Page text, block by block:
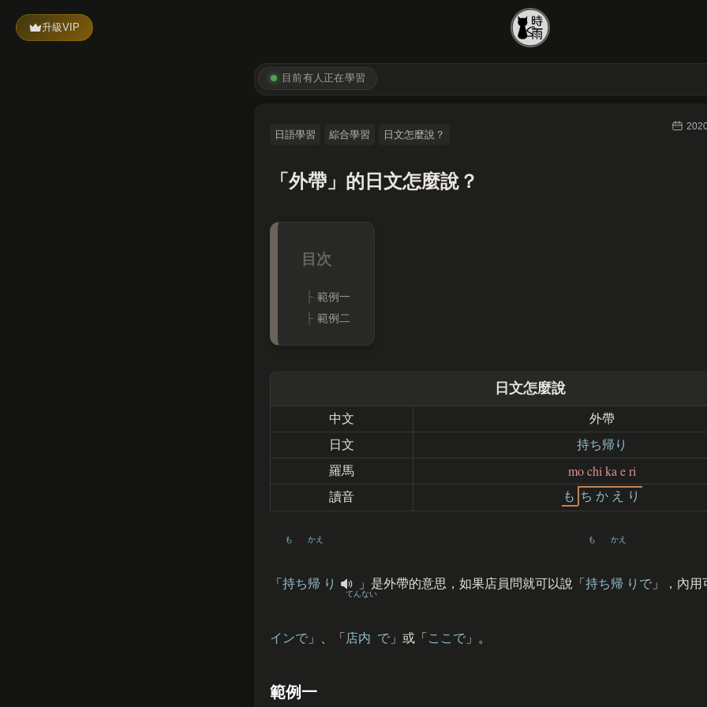
升級VIP
目前有人正在學習
日語學習 綜合學習 日文怎麼說？
「外帶」的日文怎麼說？
範例一
範例二
日文怎麼說
中文
外帶
日文
持ち帰り
羅馬
mo chi ka e ri
讀音 も ち か え り
「 持
も
ち帰
かえ
り 」是外帶的意思，如果店員問就可以說「 持
も
ち帰
かえ
りで 」，內用
インで 」、「 店内
てんない
で 」或「 ここで 」。
範例一